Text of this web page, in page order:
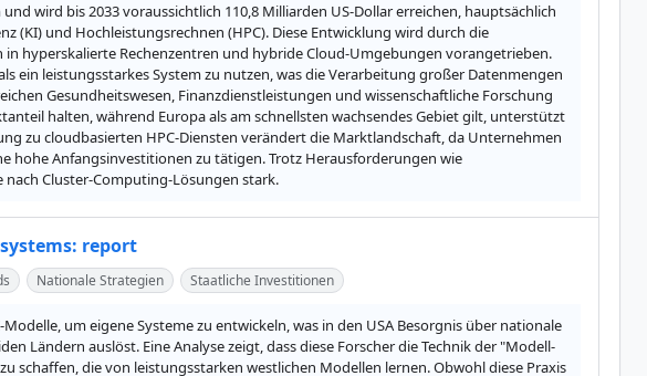
wird bis 2033 voraussichtlich 110,8 Milliarden US-Dollar erreichen, hauptsächlich
(KI) und Hochleistungsrechnen (HPC). Diese Entwicklung wird durch die
hyperskalierte Rechenzentren und hybride Cloud-Umgebungen vorangetrieben.
ein leistungsstarkes System zu nutzen, was die Verarbeitung großer Datenmengen
Gesundheitswesen, Finanzdienstleistungen und wissenschaftliche Forschung
halten, während Europa als am schnellsten wachsendes Gebiet gilt, unterstützt
zu cloudbasierten HPC-Diensten verändert die Marktlandschaft, da Unternehmen
hohe Anfangsinvestitionen zu tätigen. Trotz Herausforderungen wie
Cluster-Computing-Lösungen stark.
report
Nationale Strategien Staatliche Investitionen
um eigene Systeme zu entwickeln, was in den USA Besorgnis über nationale
Ländern auslöst. Eine Analyse zeigt, dass diese Forscher die Technik der "Modell-
schaffen, die von leistungsstarken westlichen Modellen lernen. Obwohl diese Praxis